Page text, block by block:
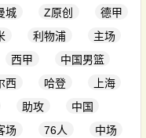
城 Z原创
德甲
利物浦
主场
西甲
中国男篮
西 哈登
上海
助攻
中国
场 76人
中场